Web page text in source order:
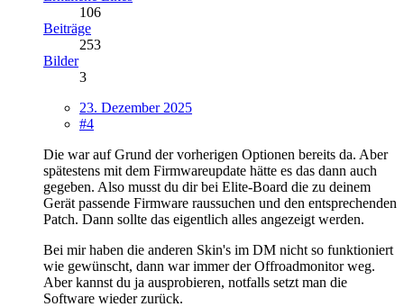
106
Beiträge
253
Bilder
3
23. Dezember 2025
#4
Die war auf Grund der vorherigen Optionen bereits da. Aber
spätestens mit dem Firmwareupdate hätte es das dann auch
gegeben. Also musst du dir bei Elite-Board die zu deinem
Gerät passende Firmware raussuchen und den entsprechenden
Patch. Dann sollte das eigentlich alles angezeigt werden.
Bei mir haben die anderen Skin's im DM nicht so funktioniert
wie gewünscht, dann war immer der Offroadmonitor weg.
Aber kannst du ja ausprobieren, notfalls setzt man die
Software wieder zurück.